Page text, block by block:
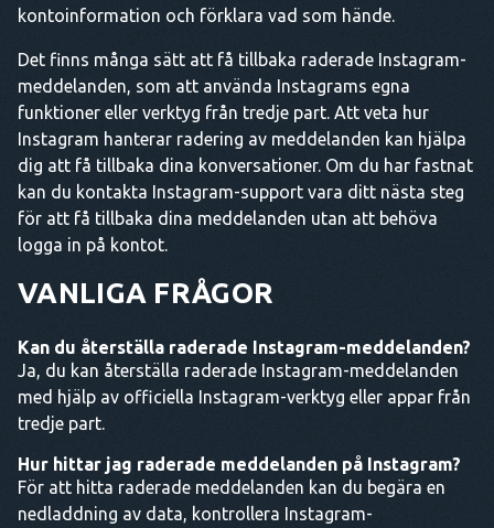
kontoinformation och förklara vad som hände.
Det finns många sätt att få tillbaka raderade Instagram-
meddelanden, som att använda Instagrams egna
funktioner eller verktyg från tredje part. Att veta hur
Instagram hanterar radering av meddelanden kan hjälpa
dig att få tillbaka dina konversationer. Om du har fastnat
kan du kontakta Instagram-support vara ditt nästa steg
för att få tillbaka dina meddelanden utan att behöva
logga in på kontot.
VANLIGA FRÅGOR
Kan du återställa raderade Instagram-meddelanden?
Ja, du kan återställa raderade Instagram-meddelanden
med hjälp av officiella Instagram-verktyg eller appar från
tredje part.
Hur hittar jag raderade meddelanden på Instagram?
För att hitta raderade meddelanden kan du begära en
nedladdning av data, kontrollera Instagram-